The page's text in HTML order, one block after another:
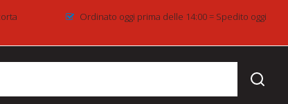
Ordinato oggi prima delle 14:00 = Spedito oggi